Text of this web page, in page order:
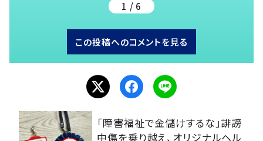
1 / 6
この投稿へのコメントを見る
「障害福祉で金儲けするな」誹謗
中傷を乗り越え、オリジナルヘル